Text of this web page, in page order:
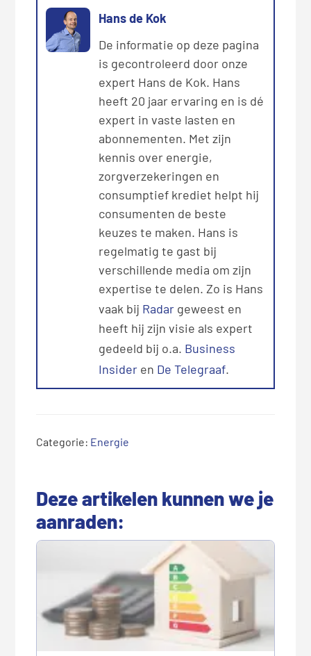
Hans de Kok
De informatie op deze pagina
is gecontroleerd door onze
expert Hans de Kok. Hans
heeft 20 jaar ervaring en is dé
expert in vaste lasten en
abonnementen. Met zijn
kennis over energie,
zorgverzekeringen en
consumptief krediet helpt hij
consumenten de beste
keuzes te maken. Hans is
regelmatig te gast bij
verschillende media om zijn
expertise te delen. Zo is Hans
vaak bij Radar geweest en
heeft hij zijn visie als expert
gedeeld bij o.a. Business
Insider en De Telegraaf.
Categorie: Energie
Deze artikelen kunnen we je
aanraden: